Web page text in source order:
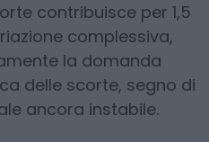
contribuisce per 1,5
complessiva,
la domanda
delle scorte, segno di
ancora instabile.